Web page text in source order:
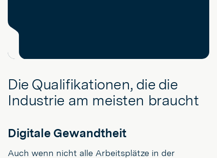
Die Qualifikationen, die die
Industrie am meisten braucht
Digitale Gewandtheit
Auch wenn nicht alle Arbeitsplätze in der